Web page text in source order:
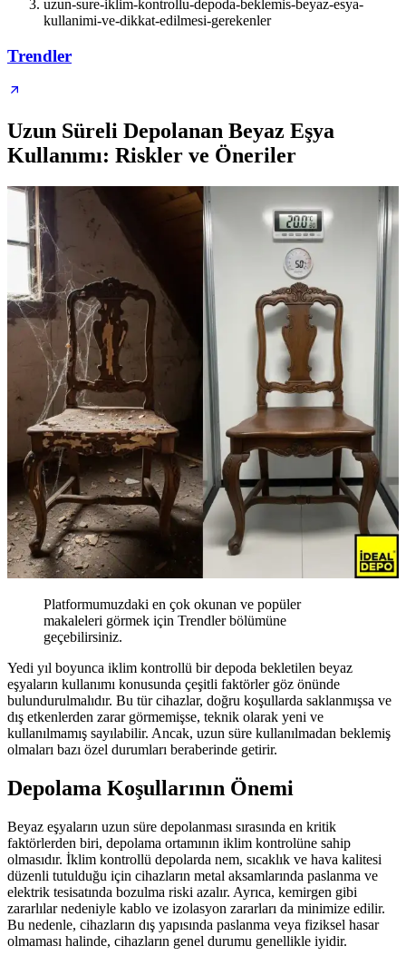
uzun-sure-iklim-kontrollu-depoda-beklemis-beyaz-esya-
kullanimi-ve-dikkat-edilmesi-gerekenler
Trendler
Uzun Süreli Depolanan Beyaz Eşya
Kullanımı: Riskler ve Öneriler
Platformumuzdaki en çok okunan ve popüler
makaleleri görmek için Trendler bölümüne
geçebilirsiniz.
Yedi yıl boyunca iklim kontrollü bir depoda bekletilen beyaz
eşyaların kullanımı konusunda çeşitli faktörler göz önünde
bulundurulmalıdır. Bu tür cihazlar, doğru koşullarda saklanmışsa ve
dış etkenlerden zarar görmemişse, teknik olarak yeni ve
kullanılmamış sayılabilir. Ancak, uzun süre kullanılmadan beklemiş
olmaları bazı özel durumları beraberinde getirir.
Depolama Koşullarının Önemi
Beyaz eşyaların uzun süre depolanması sırasında en kritik
faktörlerden biri, depolama ortamının iklim kontrolüne sahip
olmasıdır. İklim kontrollü depolarda nem, sıcaklık ve hava kalitesi
düzenli tutulduğu için cihazların metal aksamlarında paslanma ve
elektrik tesisatında bozulma riski azalır. Ayrıca, kemirgen gibi
zararlılar nedeniyle kablo ve izolasyon zararları da minimize edilir.
Bu nedenle, cihazların dış yapısında paslanma veya fiziksel hasar
olmaması halinde, cihazların genel durumu genellikle iyidir.